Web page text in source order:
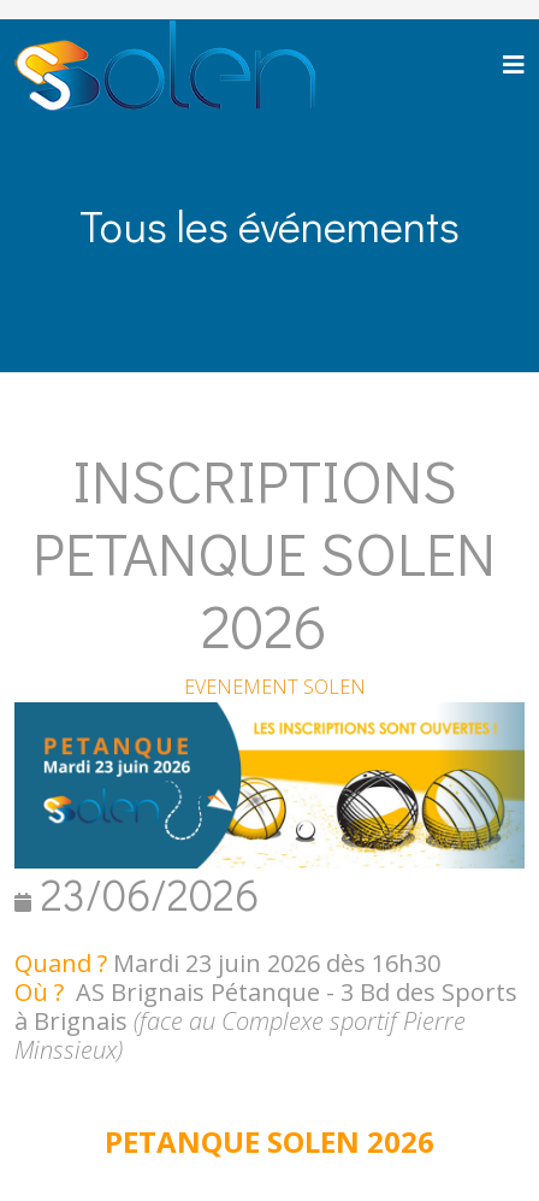
Tous les événements
INSCRIPTIONS
PETANQUE SOLEN
2026
EVENEMENT SOLEN
23/06/2026
Quand ? Mardi 23 juin 2026 dès 16h30
Où ? AS Brignais Pétanque - 3 Bd des Sports
à Brignais (face au Complexe sportif Pierre
Minssieux)
PETANQUE SOLEN 2026